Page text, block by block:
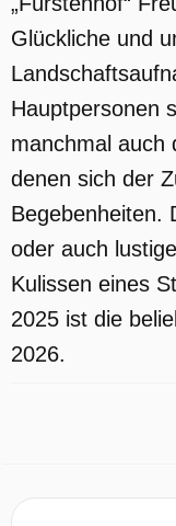
Da es im
nicht nur um
Weiß Bichlheim,
Karriere geht,
keinen Fall
er
er eine
auf ARD
17 März
Glückliche und
Hauptpersonen
manchmal auch
denen sich der
Begebenheiten.
oder auch
Kulissen eines
2025 ist die
2026.